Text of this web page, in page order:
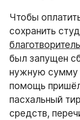
Чтобы
сохранить
был запущен
нужную сумму
помощь
пасхальный
средств,